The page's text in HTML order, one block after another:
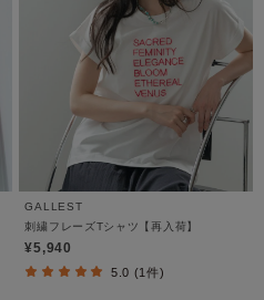
GALLEST
刺繍フレーズTシャツ【再入荷】
¥5,940
5.0 (1件)